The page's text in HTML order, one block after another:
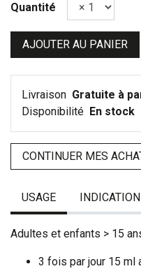
Quantité
AJOUTER AU PANIER
Livraison Gratuite à
Disponibilité En stock
CONTINUER MES
USAGE INDICATION
Adultes et enfants > 15
3 fois par jour 15 ml